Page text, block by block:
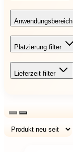
Anwendungsbereich
Platzierung filter
Lieferzeit filter